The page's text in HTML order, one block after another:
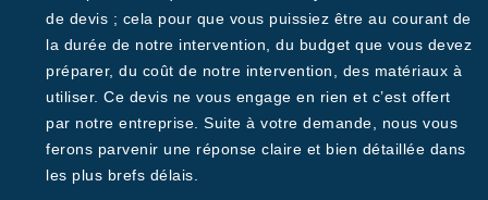
de devis ; cela pour que vous puissiez être au courant de
la durée de notre intervention, du budget que vous devez
préparer, du coût de notre intervention, des matériaux à
utiliser. Ce devis ne vous engage en rien et c’est offert
par notre entreprise. Suite à votre demande, nous vous
ferons parvenir une réponse claire et bien détaillée dans
les plus brefs délais.